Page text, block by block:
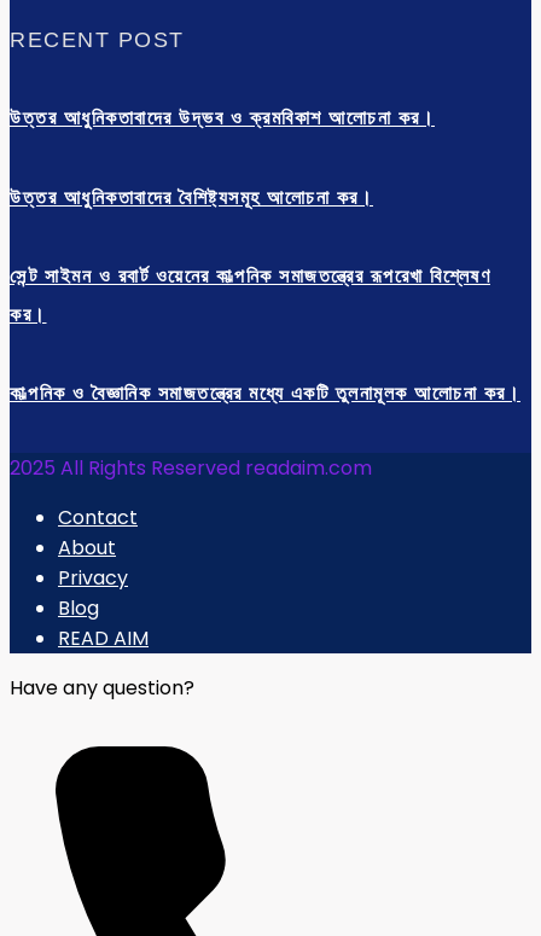
RECENT POST
উত্তর আধুনিকতাবাদের উদ্ভব ও ক্রমবিকাশ আলোচনা কর।
উত্তর আধুনিকতাবাদের বৈশিষ্ট্যসমূহ আলোচনা কর।
সেন্ট সাইমন ও রবার্ট ওয়েনের কাল্পনিক সমাজতন্ত্রের রূপরেখা বিশ্লেষণ
কর।
কাল্পনিক ও বৈজ্ঞানিক সমাজতন্ত্রের মধ্যে একটি তুলনামূলক আলোচনা কর।
2025 All Rights Reserved readaim.com
Contact
About
Privacy
Blog
READ AIM
Have any question?